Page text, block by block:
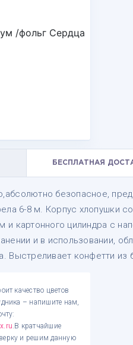
БЕСПЛАТНАЯ
безопасное,
6-8 м. Корпус хлопушки
картонного цилиндра с
и в использовании,
Выстреливает конфетти из
качество цветов
– напишите нам,
.В кратчайшие
и решим данную